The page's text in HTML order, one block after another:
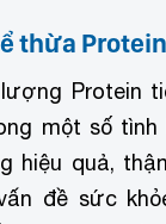
thừa Protein
Protein
một số tình
hiệu quả,
đề sức